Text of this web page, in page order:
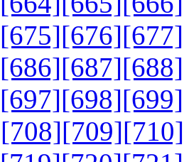
[675][676][677]
[686][687][688]
[697][698][699]
[708][709][710]